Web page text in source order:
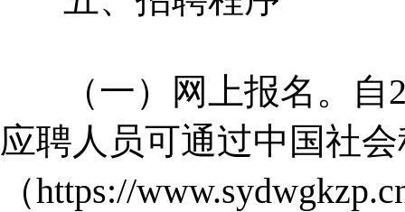
（一）网上报名。自
应聘人员可通过中国社
（https://